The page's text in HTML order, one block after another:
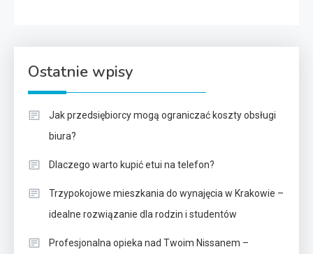
Ostatnie wpisy
Jak przedsiębiorcy mogą ograniczać koszty obsługi
biura?
Dlaczego warto kupić etui na telefon?
Trzypokojowe mieszkania do wynajęcia w Krakowie –
idealne rozwiązanie dla rodzin i studentów
Profesjonalna opieka nad Twoim Nissanem –